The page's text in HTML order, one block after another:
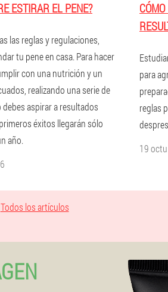
ESTIRAR EL PENE?
las reglas y regulaciones,
tu pene en casa. Para hacer
con una nutrición y un
realizando una serie de
debes aspirar a resultados
éxitos llegarán sólo
año.
para
reglas
19
Todos los artículos